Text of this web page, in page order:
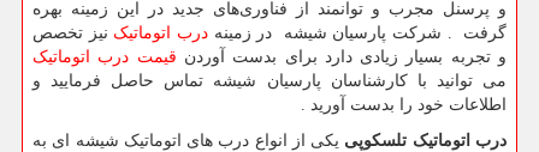
و پرسنل مجرب و توانمند از فناوری‌های جدید در این زمینه بهره
گرفت . شرکت پارسیان شیشه در زمینه درب اتوماتیک نیز تخصص
و تجربه بسیار زیادی دارد برای بدست آوردن قیمت درب اتوماتیک
می توانید با کارشناسان پارسیان شیشه تماس حاصل فرمایید و
اطلاعات خود را بدست آورید .
درب اتوماتیک تلسکوپی یکی از انواع درب های اتوماتیک شیشه ای به